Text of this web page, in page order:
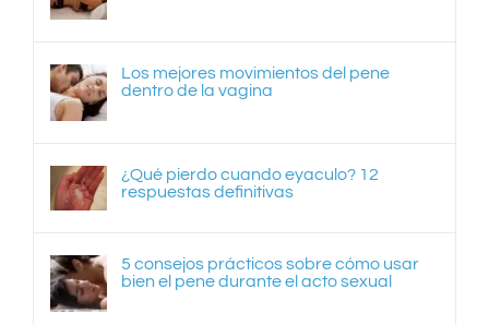
Los mejores movimientos del pene
dentro de la vagina
¿Qué pierdo cuando eyaculo? 12
respuestas definitivas
5 consejos prácticos sobre cómo usar
bien el pene durante el acto sexual